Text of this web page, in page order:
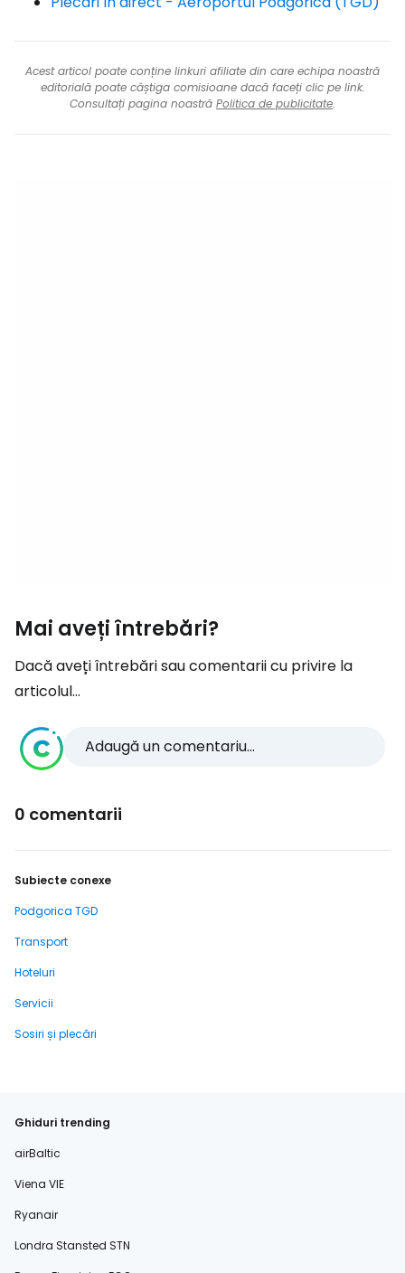
Acest articol poate conține linkuri afiliate din care echipa noastră
editorială poate câștiga comisioane dacă faceți clic pe link.
Consultați pagina noastră Politica de publicitate.
Mai aveți întrebări?
Dacă aveți întrebări sau comentarii cu privire la
articolul...
Adaugă un comentariu...
0 comentarii
Subiecte conexe
Podgorica TGD
Transport
Hoteluri
Servicii
Sosiri și plecări
Ghiduri trending
airBaltic
Viena VIE
Ryanair
Londra Stansted STN